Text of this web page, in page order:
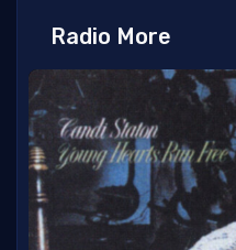
Radio More